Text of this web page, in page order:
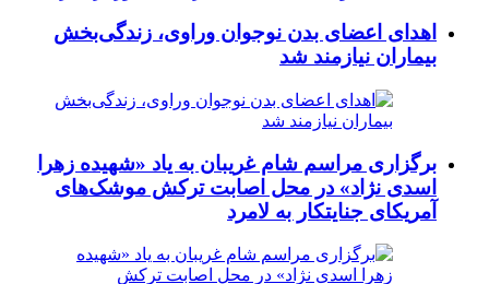
اهدای اعضای بدن نوجوان وراوی، زندگی‌بخش
بیماران نیازمند شد
برگزاری مراسم شام غریبان به یاد «شهیده زهرا
اسدی نژاد» در محل اصابت ترکش موشک‌های
آمریکای جنایتکار به لامرد